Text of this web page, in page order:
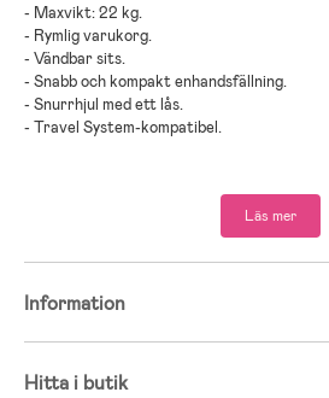
- Maxvikt: 22 kg.
- Rymlig varukorg.
- Vändbar sits.
- Snabb och kompakt enhandsfällning.
- Snurrhjul med ett lås.
- Travel System-kompatibel.
Barnvagnsguide – hitta rätt vagn
Att välja barnvagn kan kännas
olika typer av vagnar, säkerhet och
blir det enklare att hitta en vagn som är
både dig och ditt barn.
Läs mer
Information
Hitta i butik